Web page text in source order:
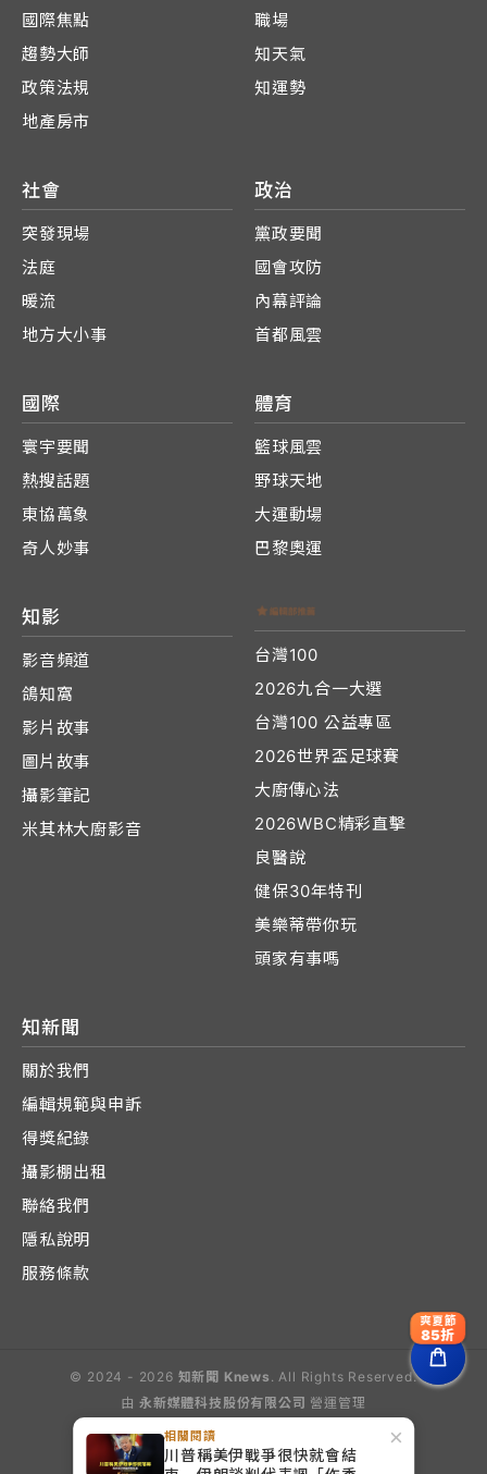
×
相關閱讀
川普稱美伊戰爭很快就會結
國際焦點
趨勢大師
政策法規
地產房市
職場
知天氣
知運勢
社會
突發現場
法庭
暖流
地方大小事
政治
黨政要聞
國會攻防
內幕評論
首都風雲
國際
寰宇要聞
熱搜話題
東協萬象
奇人妙事
體育
籃球風雲
野球天地
大運動場
巴黎奧運
知影
影音頻道
鴿知窩
影片故事
圖片故事
攝影筆記
米其林大廚影音
台灣100
2026九合一大選
台灣100 公益專區
2026世界盃足球賽
大廚傳心法
2026WBC精彩直擊
良醫說
健保30年特刊
美樂蒂帶你玩
頭家有事嗎
知新聞
關於我們
編輯規範與申訴
得獎紀錄
攝影棚出租
聯絡我們
隱私說明
服務條款
© 2024 - 2026 知新聞 Knews . All Rights Reserved.
由 永新媒體科技股份有限公司 營運管理
爽夏節
85折